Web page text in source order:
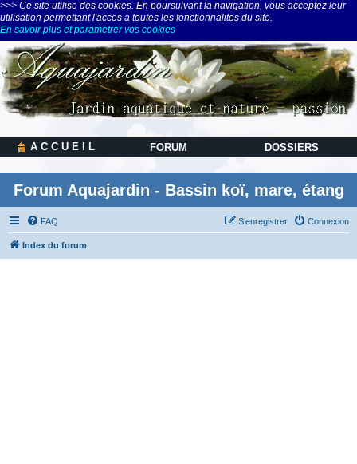
>>> Ce site utilise des cookies. En poursuivant la navigation, vous acceptez leur
utilisation permettant l'acces a toutes les fonctionnalites du site.
En savoir plus et parametrer vos cookies
A C C U E I L FORUM DOSSIERS
Forum Aquajardin - Bassin koï, mare, étang
FAQ Connexion
S’enregistrer
Index du forum